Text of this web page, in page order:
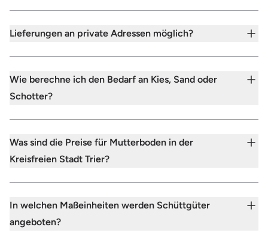
Lieferungen an private Adressen möglich?
Wie berechne ich den Bedarf an Kies, Sand oder
Schotter?
Was sind die Preise für Mutterboden in der
Kreisfreien Stadt Trier?
In welchen Maßeinheiten werden Schüttgüter
angeboten?